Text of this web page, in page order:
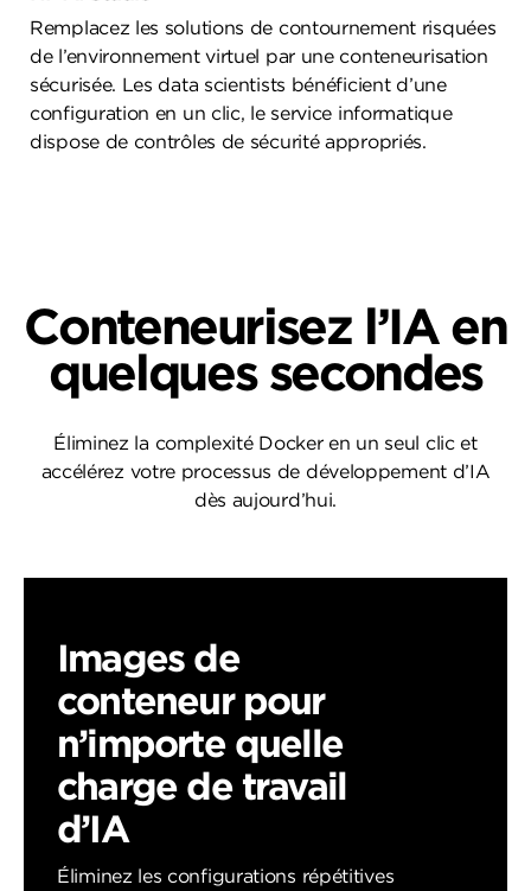
Remplacez les solutions de contournement risquées
de l’environnement virtuel par une conteneurisation
sécurisée. Les data scientists bénéficient d’une
configuration en un clic, le service informatique
dispose de contrôles de sécurité appropriés.
Conteneurisez l’IA en
quelques secondes
Éliminez la complexité Docker en un seul clic et
accélérez votre processus de développement d’IA
dès aujourd’hui.
Images de
conteneur pour
n’importe quelle
charge de travail
d’IA
Éliminez les configurations répétitives